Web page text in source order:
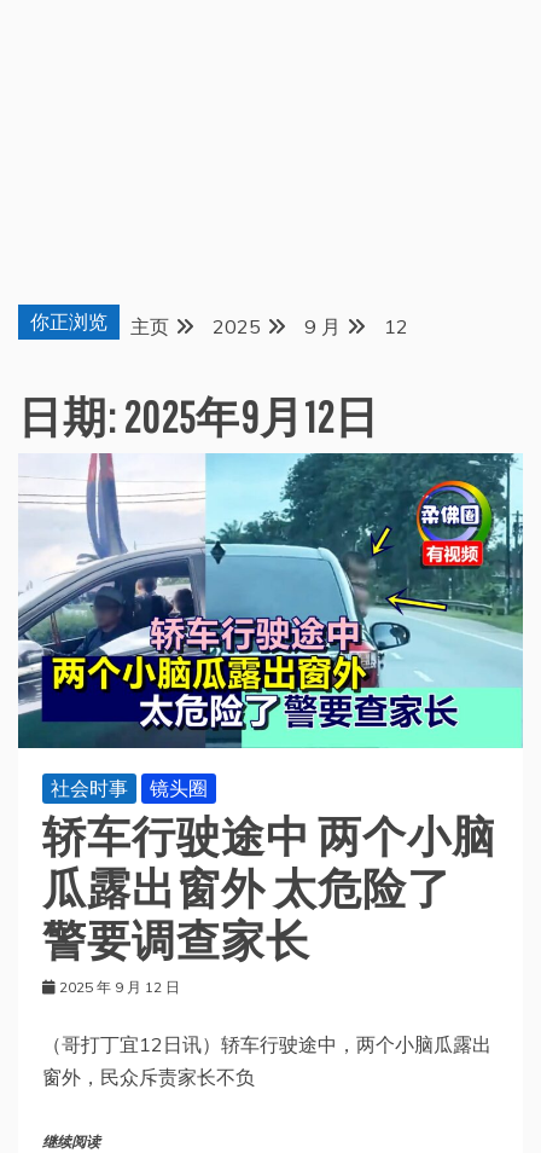
你正浏览 主页 2025 9 月 12
日期:2025年9月12日
社会时事 镜头圈
轿车行驶途中 两个小脑
瓜露出窗外 太危险了
警要调查家长
2025 年 9 月 12 日
（哥打丁宜12日讯）轿车行驶途中，两个小脑瓜露出
窗外，民众斥责家长不负
继续阅读